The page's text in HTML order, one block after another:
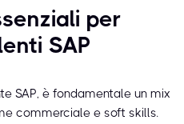
per
SAP
SAP, è fondamentale un mix
commerciale e soft skills.